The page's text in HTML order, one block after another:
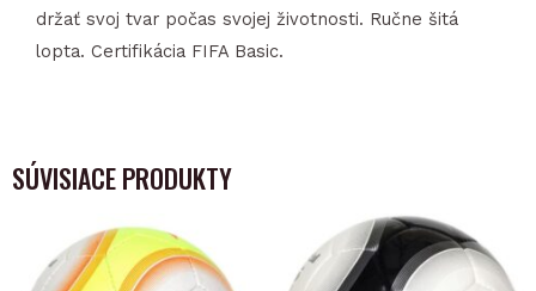
držať svoj tvar počas svojej životnosti. Ručne šitá
lopta. Certifikácia FIFA Basic.
SÚVISIACE PRODUKTY